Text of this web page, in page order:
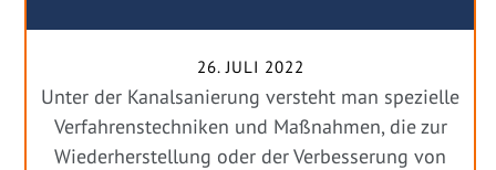
26. JULI 2022
Unter der Kanalsanierung versteht man spezielle
Verfahrenstechniken und Maßnahmen, die zur
Wiederherstellung oder der Verbesserung von